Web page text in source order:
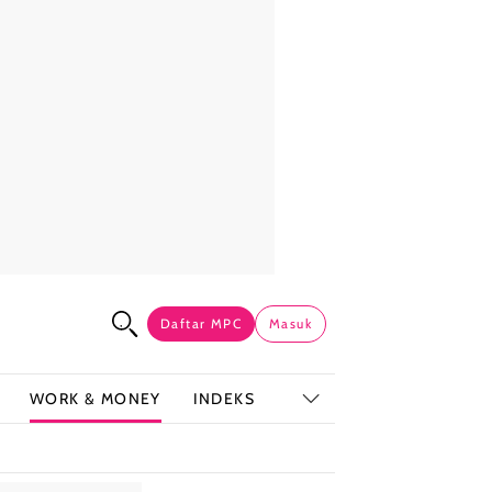
Daftar MPC Masuk
WORK & MONEY INDEKS